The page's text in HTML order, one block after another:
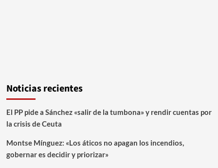
Noticias recientes
El PP pide a Sánchez «salir de la tumbona» y rendir cuentas por
la crisis de Ceuta
Montse Mínguez: «Los áticos no apagan los incendios,
gobernar es decidir y priorizar»